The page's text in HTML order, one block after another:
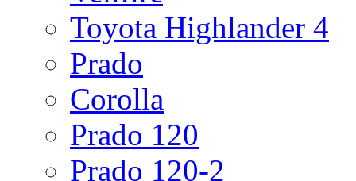
Toyota Highlander 4
Prado
Corolla
Prado 120
Prado 120-2